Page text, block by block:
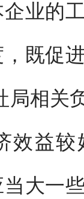
业的
既促
局相关
效益
大一